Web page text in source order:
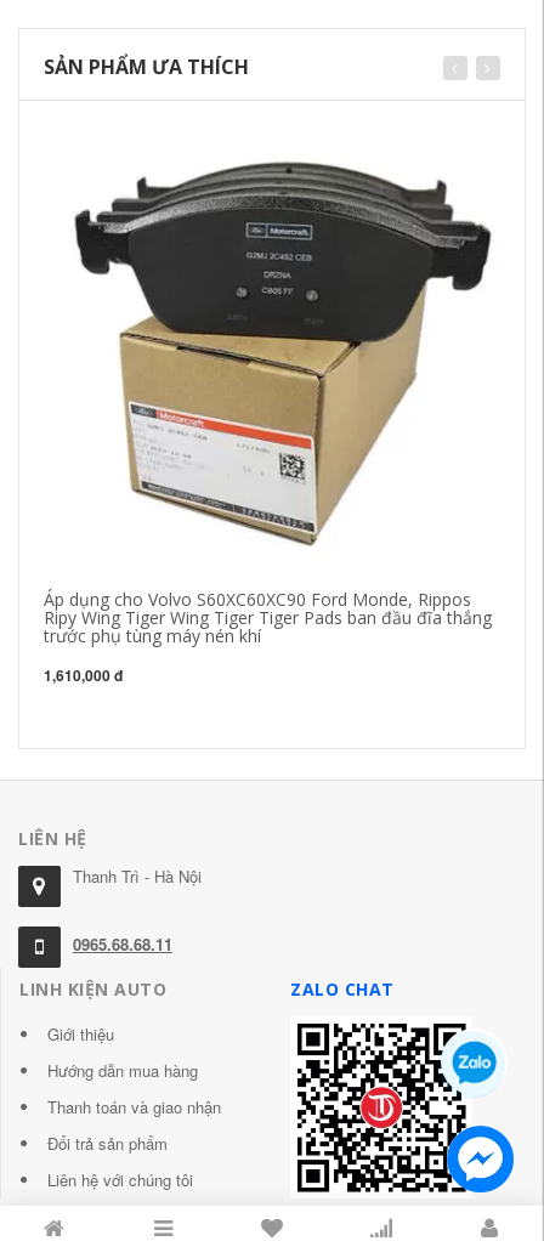
SẢN PHẨM ƯA THÍCH
Áp dụng cho Volvo S60XC60XC90 Ford Monde, Rippos
Ripy Wing Tiger Wing Tiger Tiger Pads ban đầu đĩa thắng
trước phụ tùng máy nén khí
1,610,000 đ
LIÊN HỆ
Thanh Trì - Hà Nội
0965.68.68.11
LINH KIỆN AUTO
Giới thiệu
Hướng dẫn mua hàng
Thanh toán và giao nhận
Đổi trả sản phẩm
Liên hệ với chúng tôi
ZALO CHAT